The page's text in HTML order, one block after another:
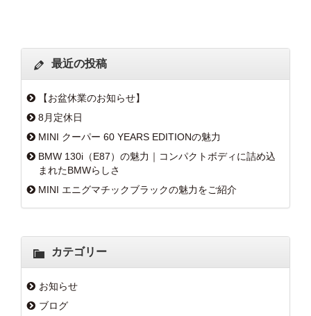
最近の投稿
【お盆休業のお知らせ】
8月定休日
MINI クーパー 60 YEARS EDITIONの魅力
BMW 130i（E87）の魅力｜コンパクトボディに詰め込
まれたBMWらしさ
MINI エニグマチックブラックの魅力をご紹介
カテゴリー
お知らせ
ブログ